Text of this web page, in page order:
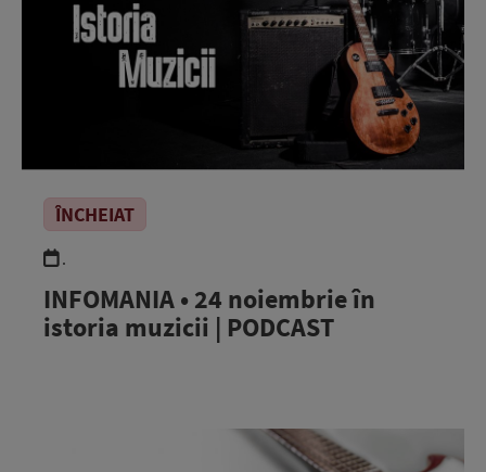
ÎNCHEIAT
.
INFOMANIA • 24 noiembrie în
istoria muzicii | PODCAST